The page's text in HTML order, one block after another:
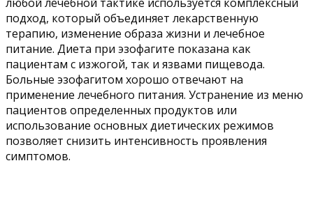
подход, который объединяет лекарственную
терапию, изменение образа жизни и лечебное
питание. Диета при эзофагите показана как
пациентам с изжогой, так и язвами пищевода.
Больные эзофагитом хорошо отвечают на
применение лечебного питания. Устранение из меню
пациентов определенных продуктов или
использование основных диетических режимов
позволяет снизить интенсивность проявления
симптомов.